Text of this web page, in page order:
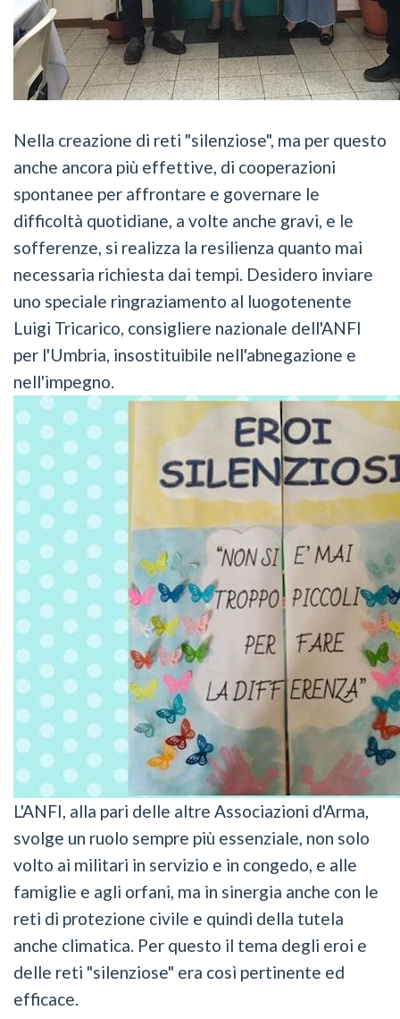
Nella creazione di reti "silenziose", ma per questo
anche ancora più effettive, di cooperazioni
spontanee per affrontare e governare le
difficoltà quotidiane, a volte anche gravi, e le
sofferenze, si realizza la resilienza quanto mai
necessaria richiesta dai tempi. Desidero inviare
uno speciale ringraziamento al luogotenente
Luigi Tricarico, consigliere nazionale dell'ANFI
per l'Umbria, insostituibile nell'abnegazione e
nell'impegno.
L'ANFI, alla pari delle altre Associazioni d'Arma,
svolge un ruolo sempre più essenziale, non solo
volto ai militari in servizio e in congedo, e alle
famiglie e agli orfani, ma in sinergia anche con le
reti di protezione civile e quindi della tutela
anche climatica. Per questo il tema degli eroi e
delle reti "silenziose" era così pertinente ed
efficace.